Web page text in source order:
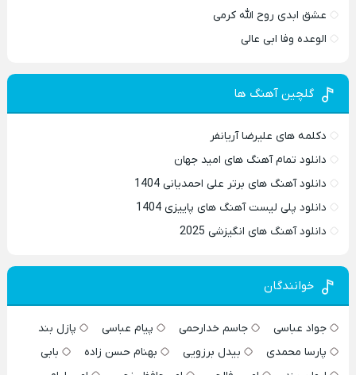
عشق ابدی روح الله کرمی
الوعده وفا ابی عالی
گلچین آهنگ ها
دکلمه های علیرضا آریانفر
دانلود تمام آهنگ های امید جهان
دانلود آهنگ های برتر علی احمدیانی 1404
دانلود پلی لیست آهنگ های پاییزی 1404
دانلود آهنگ های انگیزشی 2025
خوانندگان
جواد عباسی جاسم خدارحمی پیام عباسی
پازل بند
پارسا محمدی
بیدل برزویی بهنام حسن زاده
بابی